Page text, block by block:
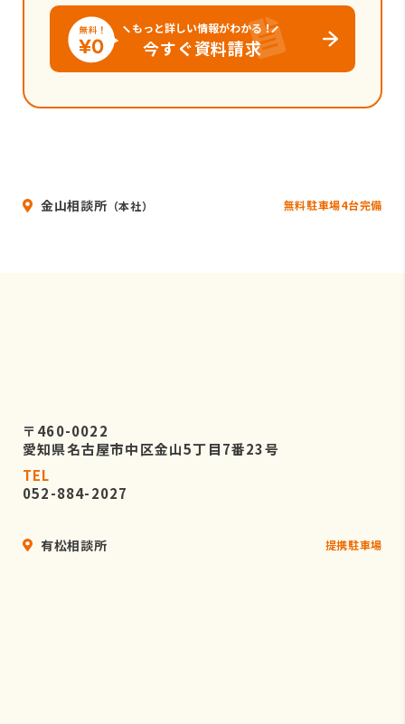
もっと詳しい情報がわかる！
今すぐ資料請求
金山相談所 （本社） 無料駐車場4台完備
〒460-0022
愛知県名古屋市中区金山5丁目7番23号
TEL
052-884-2027
有松相談所 提携駐車場